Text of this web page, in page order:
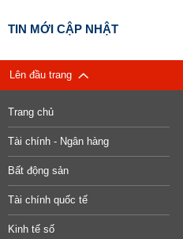
TIN MỚI CẬP NHẬT
Lên đầu trang
Trang chủ
Tài chính - Ngân hàng
Bất động sản
Tài chính quốc tế
Kinh tế số